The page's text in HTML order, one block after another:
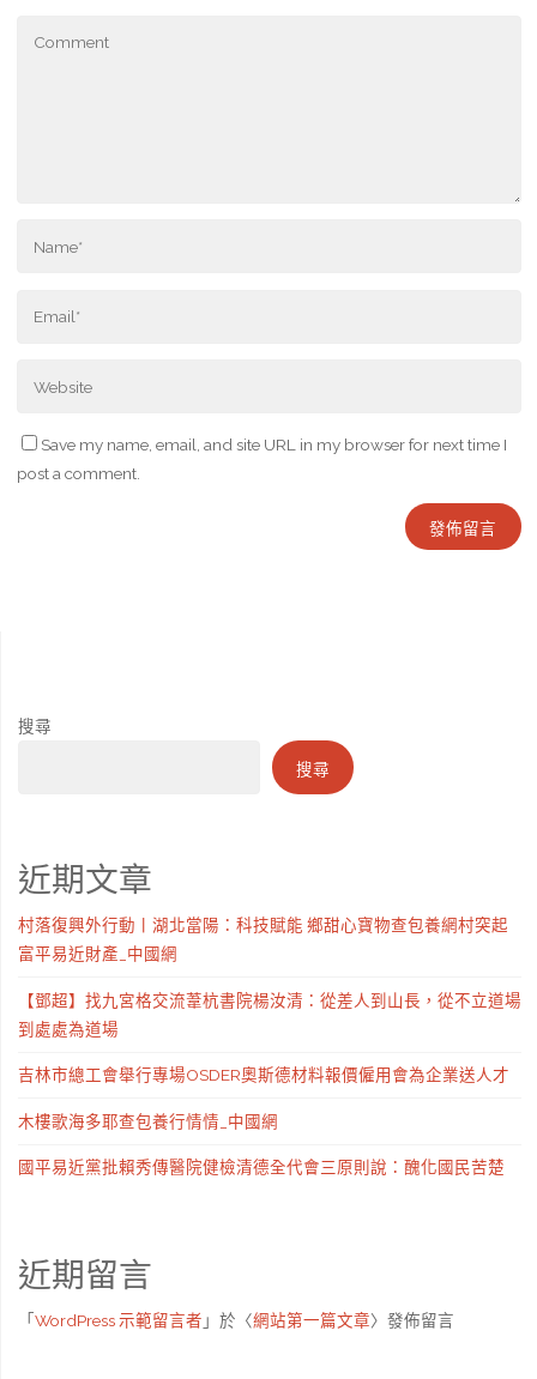
Save my name, email, and site URL in my browser for next time I
post a comment.
搜尋
搜尋
近期文章
村落復興外行動丨湖北當陽：科技賦能 鄉甜心寶物查包養網村突起
富平易近財產_中國網
【鄧超】找九宮格交流葦杭書院楊汝清：從差人到山長，從不立道場
到處處為道場
吉林市總工會舉行專場OSDER奧斯德材料報價僱用會為企業送人才
木樓歌海多耶查包養行情情_中國網
國平易近黨批賴秀傳醫院健檢清德全代會三原則說：醜化國民苦楚
近期留言
「 WordPress 示範留言者 」於〈網站第一篇文章〉發佈留言